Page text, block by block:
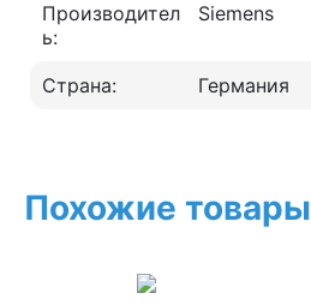
Производител
ь:
Siemens
Страна: Германия
Похожие товары